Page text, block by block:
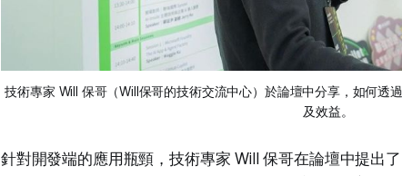
技術專家 Will 保哥（Will保哥的技術交流中心）於論壇中分享，如何透
及效益。
針對開發端的應用瓶頸，技術專家 Will 保哥在論壇中提出了